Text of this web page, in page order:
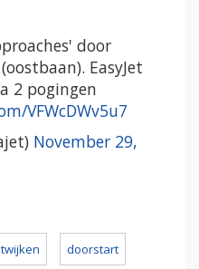
door
(oostbaan). EasyJet
2 pogingen
VFWcDWv5u7
November 29,
doorstart